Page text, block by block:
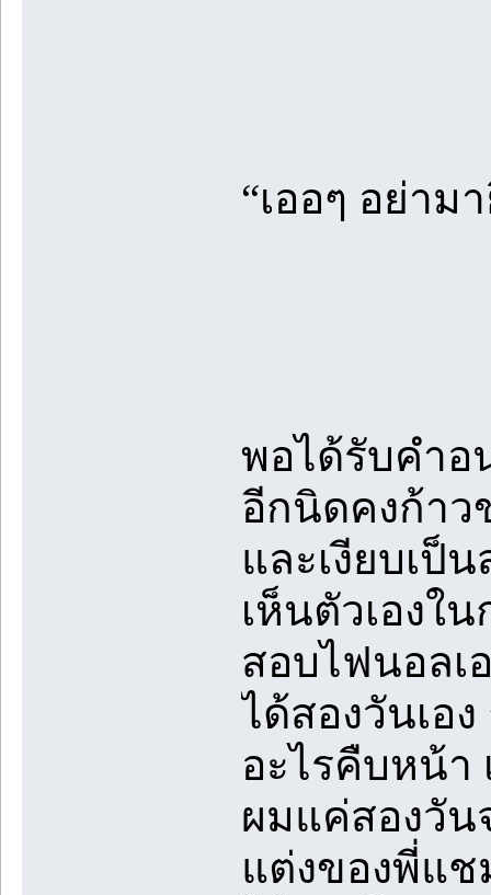
“เออๆ อย่าม
พอได้รับคำ
อีกนิดคงก้าว
และเงียบเป็
เห็นตัวเองใ
สอบไฟนอลเ
ได้สองวันเอ
อะไรคืบหน้า
ผมแค่สองวัน
แต่งของพี่แช